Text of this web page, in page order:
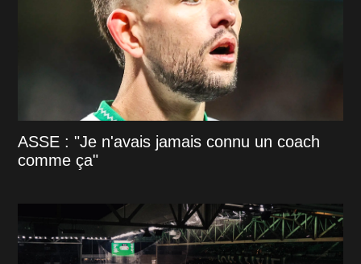
ASSE : "Je n'avais jamais connu un coach
comme ça"